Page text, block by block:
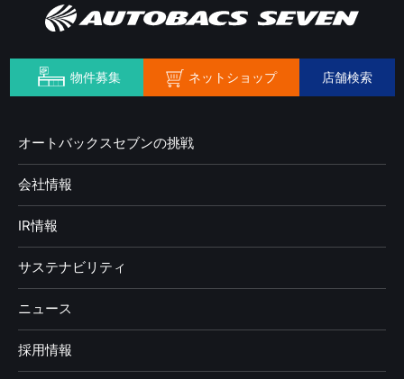
物件募集 ネットショップ 店舗検索
オートバックスセブンの挑戦
会社情報
IR情報
サステナビリティ
ニュース
採用情報